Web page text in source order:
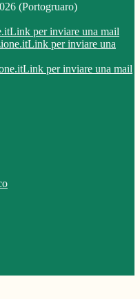
(Portogruaro)
Link per inviare una mail
Link per inviare una
Link per inviare una mail